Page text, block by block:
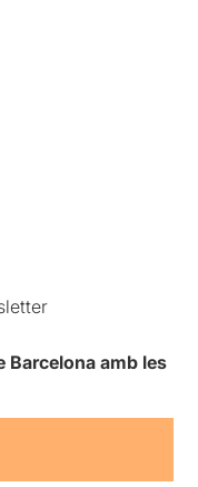
Barcelona amb les